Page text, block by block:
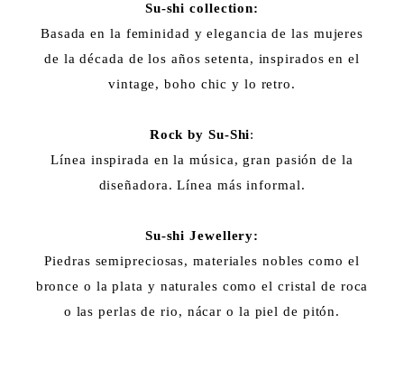
Su-shi collection:
Basada en la feminidad y elegancia de las mujeres
de la década de los años setenta, inspirados en el
vintage, boho chic y lo retro.
Rock by Su-Shi:
Línea inspirada en la música, gran pasión de la
diseñadora. Línea más informal.
Su-shi Jewellery:
Piedras semipreciosas, materiales nobles como el
bronce o la plata y naturales como el cristal de roca
o las perlas de rio, nácar o la piel de pitón.